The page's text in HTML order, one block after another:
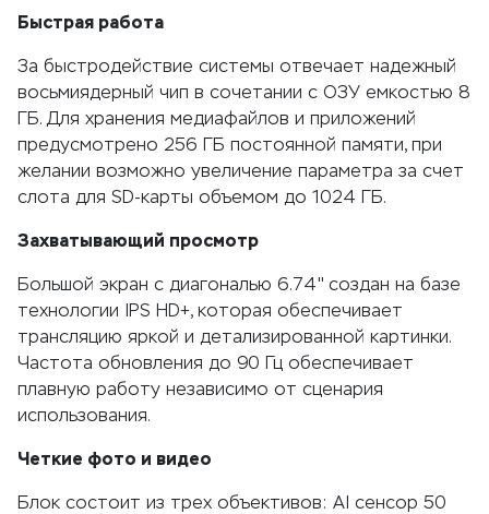
Быстрая работа
За быстродействие системы отвечает надежный
восьмиядерный чип в сочетании с ОЗУ емкостью 8
ГБ. Для хранения медиафайлов и приложений
предусмотрено 256 ГБ постоянной памяти, при
желании возможно увеличение параметра за счет
слота для SD-карты объемом до 1024 ГБ.
Захватывающий просмотр
Большой экран с диагональю 6.74" создан на базе
технологии IPS HD+, которая обеспечивает
трансляцию яркой и детализированной картинки.
Частота обновления до 90 Гц обеспечивает
плавную работу независимо от сценария
использования.
Четкие фото и видео
Блок состоит из трех объективов: AI сенсор 50